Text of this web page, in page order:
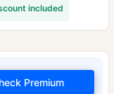
included
Premium